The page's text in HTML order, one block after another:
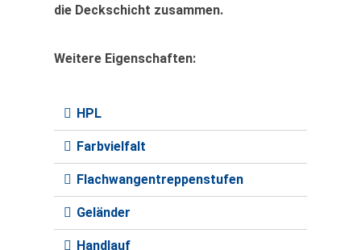
die Deckschicht zusammen.
Weitere Eigenschaften:
HPL
Farbvielfalt
Flachwangentreppenstufen
Geländer
Handlauf